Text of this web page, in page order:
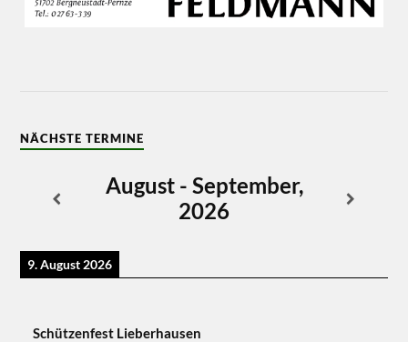
NÄCHSTE TERMINE
August - September,
2026
9. August 2026
Schützenfest Lieberhausen